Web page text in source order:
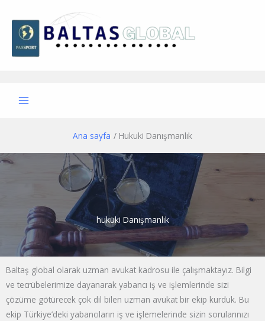
atla
Ana sayfa Hukuki Danışmanlık
hukuki Danışmanlık
Baltaş global olarak uzman avukat kadrosu ile çalışmaktayız. Bilgi
ve tecrübelerimize dayanarak yabancı iş ve işlemlerinde sizi
çözüme götürecek çok dil bilen uzman avukat bir ekip kurduk. Bu
ekip Türkiye’deki yabancıların iş ve işlemelerinde sizin sorularınızı